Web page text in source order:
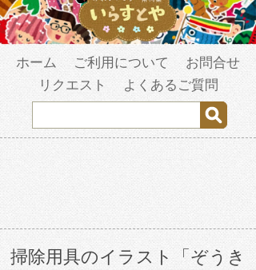
ホーム ご利用について
お問合せ
リクエスト
よくあるご質問
掃除用具のイラスト「ぞうき